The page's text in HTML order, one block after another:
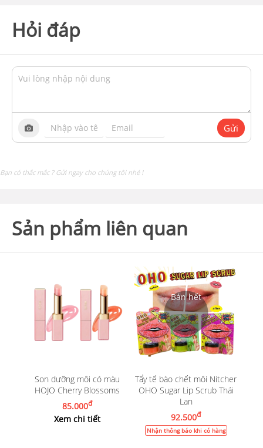
Hỏi đáp
Gửi
Bạn có thắc mắc ? Gửi ngay cho chúng tôi nhé !
Sản phẩm liên quan
Son dưỡng môi có màu
HOJO Cherry Blossoms
85.000đ
Xem chi tiết
Tẩy tế bào chết môi Nitcher
OHO Sugar Lip Scrub Thái
Lan
92.500đ
Nhận thông báo khi có hàng